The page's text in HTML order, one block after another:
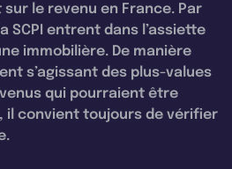
sur le revenu en France. Par
SCPI entrent dans l’assiette
immobilière. De manière
s’agissant des plus-values
qui pourraient être
il convient toujours de vérifier